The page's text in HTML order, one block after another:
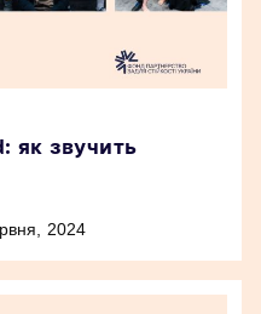
як звучить
2024